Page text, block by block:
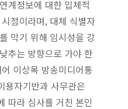
계정보에 대한 입체적
점이라며, 대체 식별자
막기 위해 임시성을 강
추는 방향으로 가야 한
이상목 방송미디어통
용자기반과 사무관은
따라 심사를 거친 본인